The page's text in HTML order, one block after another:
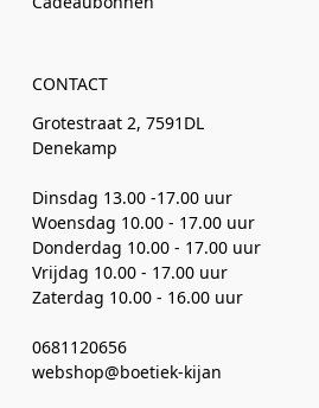
CONTACT
Grotestraat 2, 7591DL
Denekamp
Dinsdag 13.00 -17.00 uur
Woensdag 10.00 - 17.00 uur
Donderdag 10.00 - 17.00 uur
Vrijdag 10.00 - 17.00 uur
Zaterdag 10.00 - 16.00 uur
0681120656
webshop@boetiek-kijan